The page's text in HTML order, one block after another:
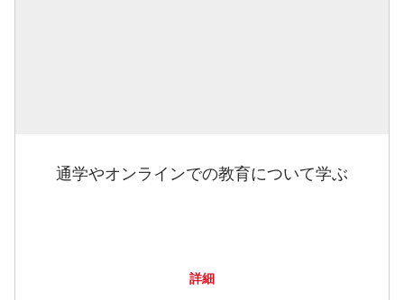
通学やオンラインでの教育について学ぶ
詳細